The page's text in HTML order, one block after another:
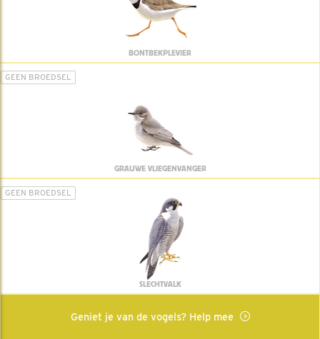
BONTBEKPLEVIER
GEEN BROEDSEL
GRAUWE VLIEGENVANGER
GEEN BROEDSEL
SLECHTVALK
Geniet je van de vogels? Help mee